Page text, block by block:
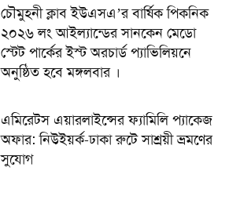
চৌমুহনী ক্লাব ইউএসএ’র বার্ষিক পিকনিক
২০২৬ লং আইল্যান্ডের সানকেন মেডো
স্টেট পার্কের ইস্ট অরচার্ড প্যাভিলিয়নে
অনুষ্ঠিত হবে মঙ্গলবার ।
এমিরেটস এয়ারলাইন্সের ফ্যামিলি প্যাকেজ
অফার: নিউইয়র্ক-ঢাকা রুটে সাশ্রয়ী ভ্রমণের
সুযোগ